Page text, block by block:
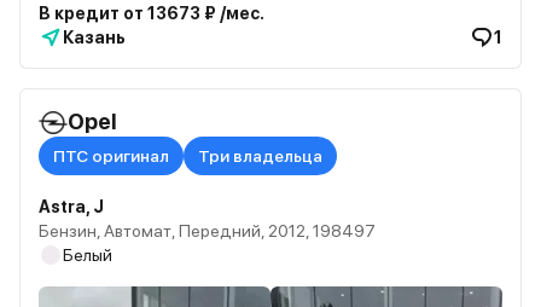
В кредит от 13673 ₽ /мес.
Казань
1
Opel
ПТС оригинал Три владельца
Astra, J
Бензин, Автомат, Передний, 2012, 198497
Белый